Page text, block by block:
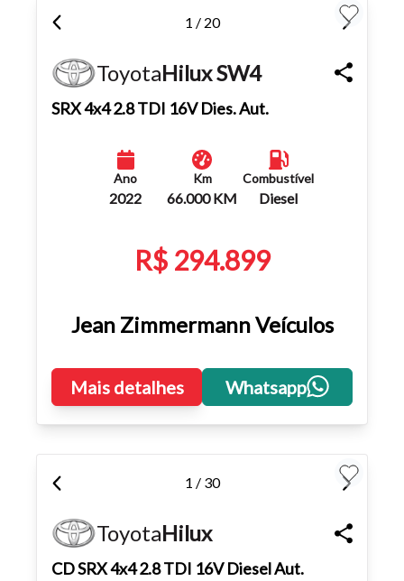
1 / 20
ToyotaHilux SW4
SRX 4x4 2.8 TDI 16V Dies. Aut.
Ano
2022
Km
66.000 KM
Combustível
Diesel
R$ 294.899
Jean Zimmermann Veículos
Mais detalhes Whatsapp
1 / 30
ToyotaHilux
CD SRX 4x4 2.8 TDI 16V Diesel Aut.